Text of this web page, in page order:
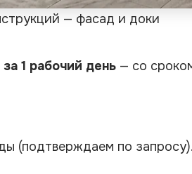
— фасад и доки
1 рабочий день — со
(подтверждаем по запросу).